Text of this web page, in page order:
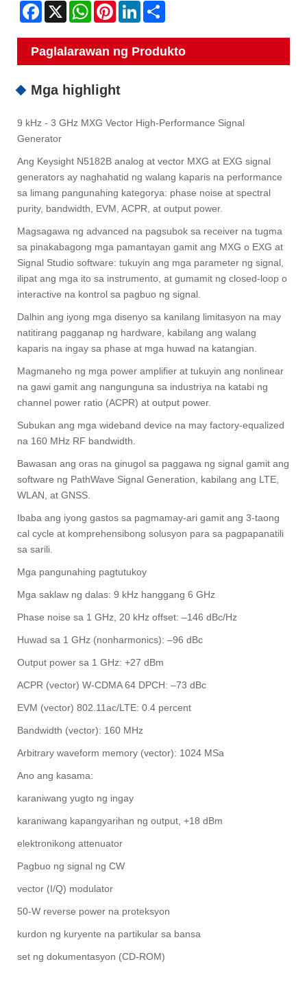
Facebook
X WhatsAppPinterestLinkedIn
Paglalarawan ng Produkto
Mga highlight
9 kHz - 3 GHz MXG Vector High-Performance Signal
Generator
Ang Keysight N5182B analog at vector MXG at EXG signal
generators ay naghahatid ng walang kaparis na performance
sa limang pangunahing kategorya: phase noise at spectral
purity, bandwidth, EVM, ACPR, at output power.
Magsagawa ng advanced na pagsubok sa receiver na tugma
sa pinakabagong mga pamantayan gamit ang MXG o EXG at
Signal Studio software: tukuyin ang mga parameter ng signal,
ilipat ang mga ito sa instrumento, at gumamit ng closed-loop o
interactive na kontrol sa pagbuo ng signal.
Dalhin ang iyong mga disenyo sa kanilang limitasyon na may
natitirang pagganap ng hardware, kabilang ang walang
kaparis na ingay sa phase at mga huwad na katangian.
Magmaneho ng mga power amplifier at tukuyin ang nonlinear
na gawi gamit ang nangunguna sa industriya na katabi ng
channel power ratio (ACPR) at output power.
Subukan ang mga wideband device na may factory-equalized
na 160 MHz RF bandwidth.
Bawasan ang oras na ginugol sa paggawa ng signal gamit ang
software ng PathWave Signal Generation, kabilang ang LTE,
WLAN, at GNSS.
Ibaba ang iyong gastos sa pagmamay-ari gamit ang 3-taong
cal cycle at komprehensibong solusyon para sa pagpapanatili
sa sarili.
Mga pangunahing pagtutukoy
Mga saklaw ng dalas: 9 kHz hanggang 6 GHz
Phase noise sa 1 GHz, 20 kHz offset: –146 dBc/Hz
Huwad sa 1 GHz (nonharmonics): –96 dBc
Output power sa 1 GHz: +27 dBm
ACPR (vector) W-CDMA 64 DPCH: –73 dBc
EVM (vector) 802.11ac/LTE: 0.4 percent
Bandwidth (vector): 160 MHz
Arbitrary waveform memory (vector): 1024 MSa
Ano ang kasama:
karaniwang yugto ng ingay
karaniwang kapangyarihan ng output, +18 dBm
elektronikong attenuator
Pagbuo ng signal ng CW
vector (I/Q) modulator
50-W reverse power na proteksyon
kurdon ng kuryente na partikular sa bansa
set ng dokumentasyon (CD-ROM)